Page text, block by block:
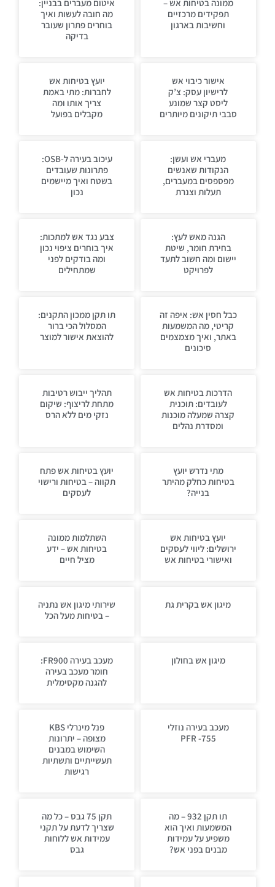
ממונה בטיחות אש –
תפקידים מרכזיים
וחשיבות בארגון
איטום מעברים בבניין:
מה חובה לעשות ואיך
בוחרים פתרון שעובר
בדיקה
אישור כיבוי אש
לרישיון עסק: צ’ק
ליסט קצר שמונע
סבבי תיקונים מיותרים
יועץ בטיחות אש
לחברות: מתי באמת
צריך אותו ומה
מקבלים בפועל
מעברי אש ועשן:
הנקודות שאנשים
מפספסים במעברים,
תעלות וצנרת
עיכוב בעירה ל-OSB:
פתרונות שעובדים
בשטח ואיך מיישמים
נכון
הגנה מאש לעץ:
בחירת חומר, שיטת
יישום ומה חשוב לתעד
לפרויקט
צבע נגד אש למתכות:
איך בוחרים ציפוי נכון
ומה בודקים לפני
שמתחילים
כבל חסין אש: איפה זה
קריטי, מה המשמעות
באתר, ואיך מצמצמים
סיכונים
תו תקן ממכון התקנים:
המסלול הכי ברור
להוצאת אישור למוצר
הדרכות בטיחות אש
לעובדים: תוכנית
קצרה שמעלה מוכנות
ומסדרת נהלים
תהליך ייבוש רטיבות
מתחת לריצוף: שיקום
נזקי מים ללא הרס
מתי נדרש יועץ
בטיחות כחלק מהיתר
בנייה?
יועץ בטיחות אש פתח
תקווה – בטיחות ורישוי
לעסקים
יועץ בטיחות אש
ירושלים: ליווי לעסקים
ואישורי בטיחות אש
השתלמות ממונה
בטיחות אש – ידע
מציל חיים
מיגון אש בקרית גת
שירותי מיגון אש נתניה
– בטיחות מעל הכל
מיגון אש בחולון
מעכב בעירה FR900:
חומר מעכב בעירה
להגנה מקסימלית
מעכב בעירה נוזלי
PFR -755
פנל מינרלי KBS
מצופה – יתרונות
השימוש במבנים
תעשייתיים ותשתיות
רגישות
תו תקן 932 – מה
המשמעות ואיך הוא
משפיע על עמידות
מבנים בפני אש?
תקן 75 גבס – כל מה
שצריך לדעת על תקני
עמידות אש ללוחות
גבס